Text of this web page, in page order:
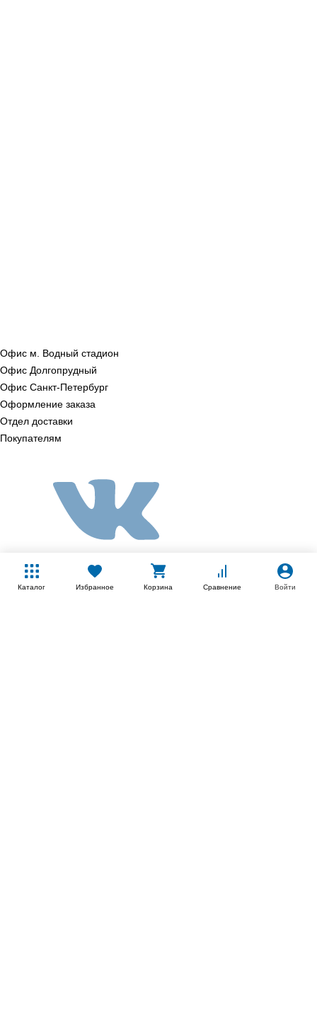
Каталог Избранное Корзина Сравнение Войти
Офис м. Водный стадион
Офис Долгопрудный
Офис Санкт‑Петербург
Оформление заказа
Отдел доставки
Покупателям